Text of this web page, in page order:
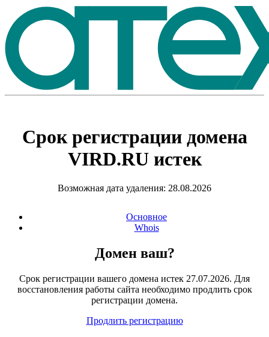
Срок регистрации домена
VIRD.RUистек
Возможная дата удаления: 28.08.2026
Основное
Whois
Домен ваш?
Срок регистрации вашего домена истек 27.07.2026. Для
восстановления работы сайта необходимо продлить срок
регистрации домена.
Продлить регистрацию